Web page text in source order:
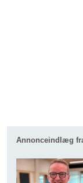
Annonceindlæg